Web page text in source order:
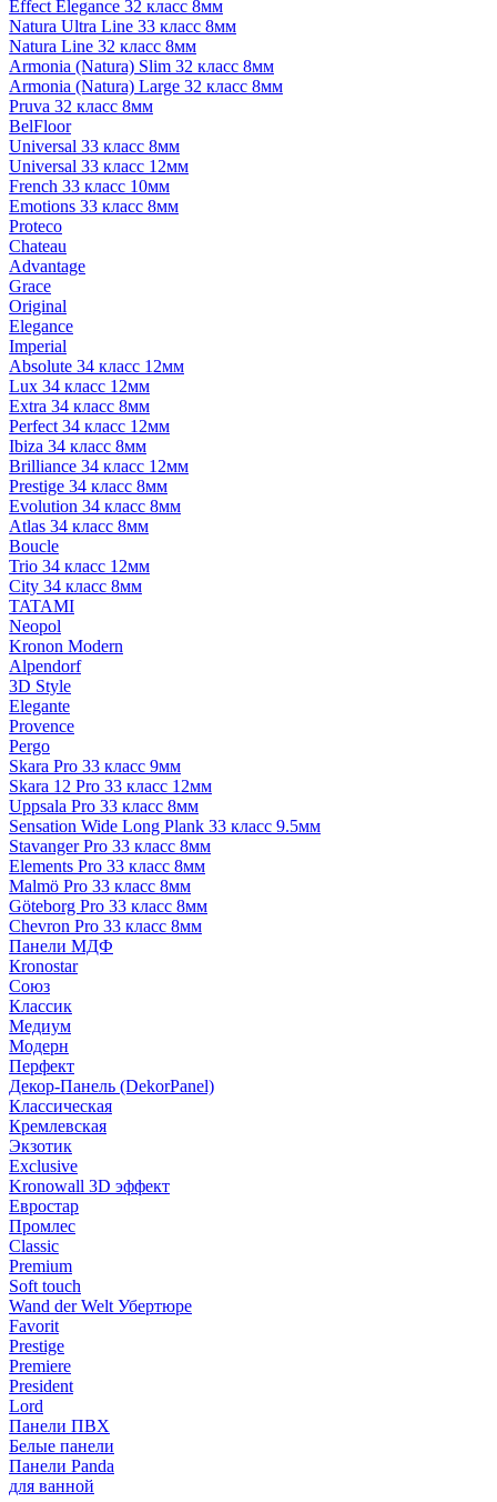
Effect Elegance 32 класс 8мм
Natura Ultra Line 33 класс 8мм
Natura Line 32 класс 8мм
Armonia (Natura) Slim 32 класс 8мм
Armonia (Natura) Large 32 класс 8мм
Pruva 32 класс 8мм
BelFloor
Universal 33 класс 8мм
Universal 33 класс 12мм
French 33 класс 10мм
Emotions 33 класс 8мм
Proteco
Chateau
Advantage
Grace
Original
Elegance
Imperial
Absolute 34 класс 12мм
Lux 34 класс 12мм
Extra 34 класс 8мм
Perfect 34 класс 12мм
Ibiza 34 класс 8мм
Brilliance 34 класс 12мм
Prestige 34 класс 8мм
Evolution 34 класс 8мм
Atlas 34 класс 8мм
Boucle
Trio 34 класс 12мм
City 34 класс 8мм
TATAMI
Neopol
Kronon Modern
Alpendorf
3D Style
Elegante
Provence
Pergo
Skara Pro 33 класс 9мм
Skara 12 Pro 33 класс 12мм
Uppsala Pro 33 класс 8мм
Sensation Wide Long Plank 33 класс 9.5мм
Stavanger Pro 33 класс 8мм
Elements Pro 33 класс 8мм
Malmö Pro 33 класс 8мм
Göteborg Pro 33 класс 8мм
Chevron Pro 33 класс 8мм
Панели МДФ
Кronostar
Союз
Классик
Медиум
Модерн
Перфект
Декор-Панель (DekorPanel)
Классическая
Кремлевская
Экзотик
Exclusive
Kronowall 3D эффект
Евростар
Промлес
Classic
Premium
Soft touch
Wand der Welt Убертюре
Favorit
Prestige
Premiere
President
Lord
Панели ПВХ
Белые панели
Панели Panda
для ванной